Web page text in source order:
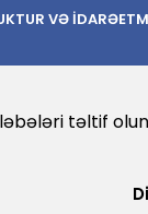
VƏ
təltif